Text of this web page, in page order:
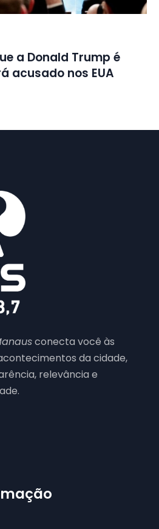
a Donald Trump é
acusado nos EUA
conecta você às
da cidade,
relevância e